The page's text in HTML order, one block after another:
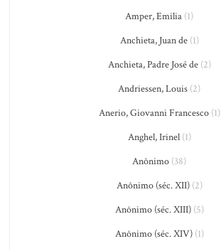
Amper, Emilia (1)
Anchieta, Juan de(1)
Anchieta, Padre José de(2)
Andriessen, Louis (2)
Anerio, Giovanni Francesco(1)
Anghel, Irinel(1)
Anônimo (38)
Anônimo (séc. XII)(2)
Anônimo (séc. XIII)(5)
Anônimo (séc. XIV)(1)